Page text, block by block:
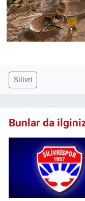
Silivri
Bunlar da